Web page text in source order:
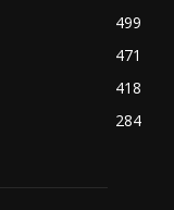
499
471
418
284